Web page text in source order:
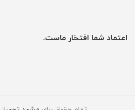
اعتماد شما افتخار ماست.